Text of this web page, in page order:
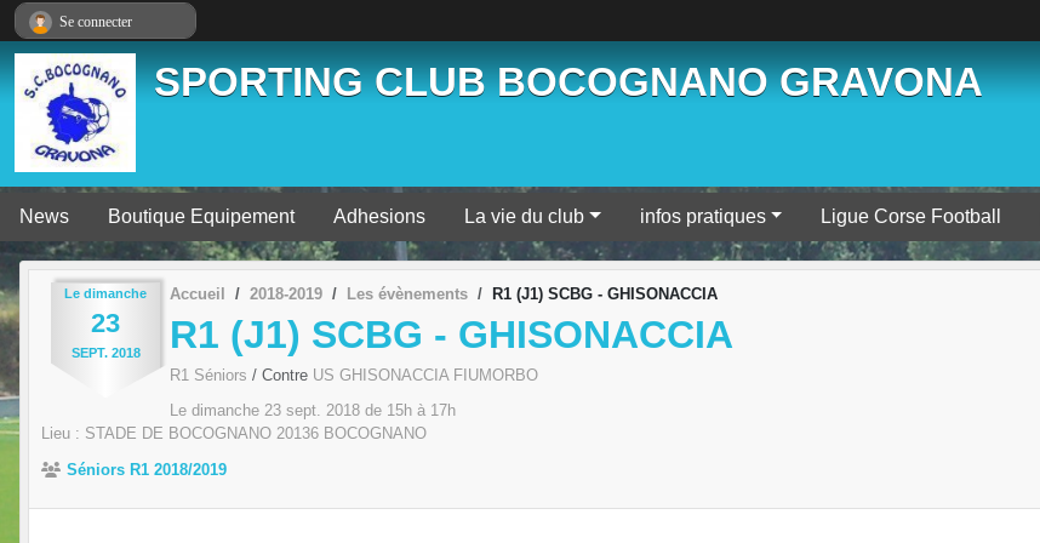
SPORTING CLUB BOCOGNANO GRAVONA
News Boutique Equipement Adhesions La vie du club infos pratiques Ligue Corse Football
Le dimanche
23
SEPT. 2018
Accueil 2018-2019 Les évènements R1 (J1) SCBG - GHISONACCIA
R1 (J1) SCBG - GHISONACCIA
R1 Séniors / Contre US GHISONACCIA FIUMORBO
Le dimanche 23 sept. 2018 de 15h à 17h
Lieu : STADE DE BOCOGNANO 20136 BOCOGNANO
Séniors R1 2018/2019
Se connecter
Panneau de gestion des cookies